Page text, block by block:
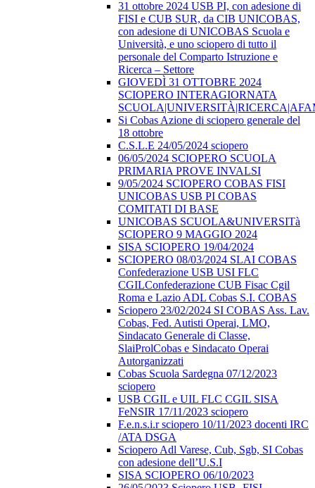
31 ottobre 2024 USB PI, con adesione di
FISI e CUB SUR, da CIB UNICOBAS,
con adesione di UNICOBAS Scuola e
Università, e uno sciopero di tutto il
personale del Comparto Istruzione e
Ricerca – Settore
GIOVEDÌ 31 OTTOBRE 2024
SCIOPERO INTERAGIORNATA
Si Cobas Azione di sciopero generale del
18 ottobre
C.S.L.E 24/05/2024 sciopero
06/05/2024 SCIOPERO SCUOLA
PRIMARIA PROVE INVALSI
9/05/2024 SCIOPERO COBAS FISI
UNICOBAS USB PI COBAS
COMITATI DI BASE
UNICOBAS SCUOLA&UNIVERSITà
SCIOPERO 9 MAGGIO 2024
SISA SCIOPERO 19/04/2024
SCIOPERO 08/03/2024 SLAI COBAS
Confederazione USB USI FLC
CGILConfederazione CUB Fisac Cgil
Roma e Lazio ADL Cobas S.I. COBAS
Sciopero 23/02/2024 SI COBAS Ass. Lav.
Cobas, Fed. Autisti Operai, LMO,
Sindacato Generale di Classe,
SlaiProlCobas e Sindacato Operai
Autorganizzati
Cobas Scuola Sardegna 07/12/2023
sciopero
USB CGIL e UIL FLC CGIL SISA
FeNSIR 17/11/2023 sciopero
F.e.n.s.i.r sciopero 10/11/2023 docenti IRC
/ATA DSGA
Sciopero Adl Varese, Cub, Sgb, SI Cobas
con adesione dell’U.S.I
SISA SCIOPERO 06/10/2023